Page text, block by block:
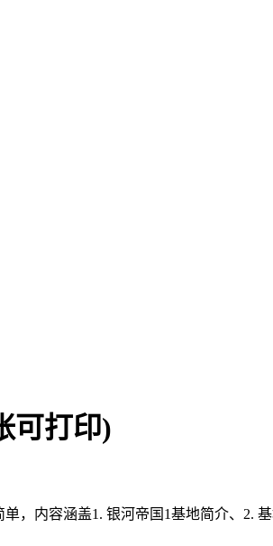
可打印)
，内容涵盖1. 银河帝国1基地简介、2.